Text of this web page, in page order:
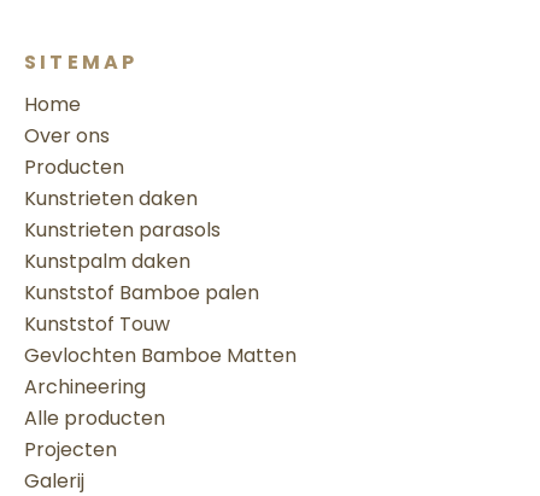
SITEMAP
Home
Over ons
Producten
Kunstrieten daken
Kunstrieten parasols
Kunstpalm daken
Kunststof Bamboe palen
Kunststof Touw
Gevlochten Bamboe Matten
Archineering
Alle producten
Projecten
Galerij